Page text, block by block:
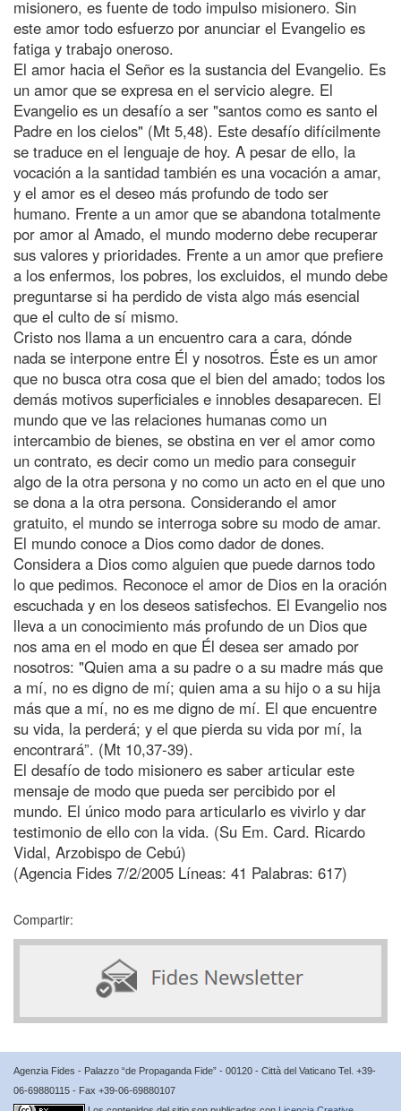
misionero, es fuente de todo impulso misionero. Sin
este amor todo esfuerzo por anunciar el Evangelio es
fatiga y trabajo oneroso.
El amor hacia el Señor es la sustancia del Evangelio. Es
un amor que se expresa en el servicio alegre. El
Evangelio es un desafío a ser "santos como es santo el
Padre en los cielos" (Mt 5,48). Este desafío difícilmente
se traduce en el lenguaje de hoy. A pesar de ello, la
vocación a la santidad también es una vocación a amar,
y el amor es el deseo más profundo de todo ser
humano. Frente a un amor que se abandona totalmente
por amor al Amado, el mundo moderno debe recuperar
sus valores y prioridades. Frente a un amor que prefiere
a los enfermos, los pobres, los excluidos, el mundo debe
preguntarse si ha perdido de vista algo más esencial
que el culto de sí mismo.
Cristo nos llama a un encuentro cara a cara, dónde
nada se interpone entre Él y nosotros. Éste es un amor
que no busca otra cosa que el bien del amado; todos los
demás motivos superficiales e innobles desaparecen. El
mundo que ve las relaciones humanas como un
intercambio de bienes, se obstina en ver el amor como
un contrato, es decir como un medio para conseguir
algo de la otra persona y no como un acto en el que uno
se dona a la otra persona. Considerando el amor
gratuito, el mundo se interroga sobre su modo de amar.
El mundo conoce a Dios como dador de dones.
Considera a Dios como alguien que puede darnos todo
lo que pedimos. Reconoce el amor de Dios en la oración
escuchada y en los deseos satisfechos. El Evangelio nos
lleva a un conocimiento más profundo de un Dios que
nos ama en el modo en que Él desea ser amado por
nosotros: "Quien ama a su padre o a su madre más que
a mí, no es digno de mí; quien ama a su hijo o a su hija
más que a mí, no es me digno de mí. El que encuentre
su vida, la perderá; y el que pierda su vida por mí, la
encontrará”. (Mt 10,37-39).
El desafío de todo misionero es saber articular este
mensaje de modo que pueda ser percibido por el
mundo. El único modo para articularlo es vivirlo y dar
testimonio de ello con la vida. (Su Em. Card. Ricardo
Vidal, Arzobispo de Cebú)
(Agencia Fides 7/2/2005 Líneas: 41 Palabras: 617)
Compartir:
Agenzia Fides - Palazzo “de Propaganda Fide” - 00120 - Città del Vaticano Tel. +39-
06-69880115 - Fax +39-06-69880107